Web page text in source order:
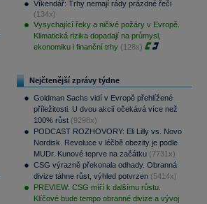
Víkendář: Trhy nemají rády prázdné řeči
(134x)
Vysychající řeky a ničivé požáry v Evropě.
Klimatická rizika dopadají na průmysl,
ekonomiku i finanční trhy (128x)
Nejčtenější zprávy týdne
Goldman Sachs vidí v Evropě přehlížené
příležitosti. U dvou akcií očekává více než
100% růst (9298x)
PODCAST ROZHOVORY: Eli Lilly vs. Novo
Nordisk. Revoluce v léčbě obezity je podle
MUDr. Kunové teprve na začátku (7731x)
CSG výrazně překonala odhady. Obranná
divize táhne růst, výhled potvrzen (5414x)
PREVIEW: CSG míří k dalšímu růstu.
Klíčové bude tempo obranné divize a vývoj